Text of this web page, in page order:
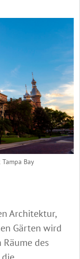
Bay
Architektur,
Gärten wird
des